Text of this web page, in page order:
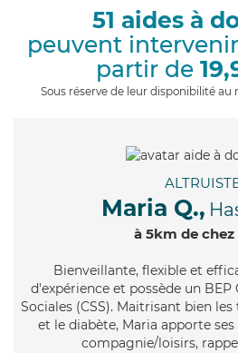
51 aides à
peuvent intervenir
partir de
Sous réserve de leur disponibilité
Maria Q.,
à 5km de chez
Bienveillante, flexible et
d'expérience et possède un BEP
Sociales (CSS). Maitrisant bien
et le diabète, Maria apporte
compagnie/loisirs,